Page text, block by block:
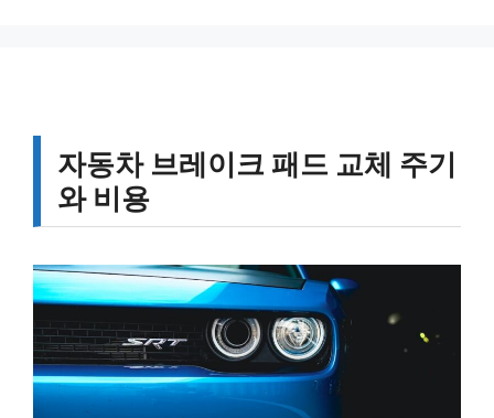
자동차 브레이크 패드 교체 주기
와 비용